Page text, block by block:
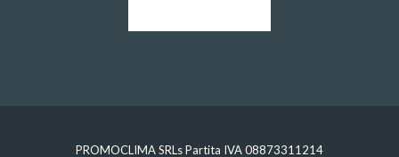
PROMOCLIMA SRLs Partita IVA 08873311214